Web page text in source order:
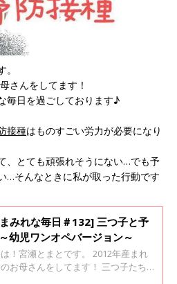
さんをしてます！
毎日を過ごしております♪
接種はものすごい労力が必要になり
、とても頑張れそうにない…でも予
…そんなときに私が取った行動です
みれな毎日＃132] 三つ子と予
幼児ワンオペバージョン～
！宮瀬とまとです。 2012年産まれ
お母さんをしてます！ 三つ子たちと